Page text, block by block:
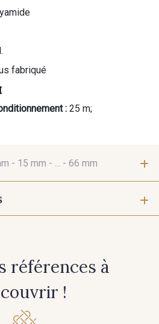
fabriqué
: 25 m;
- 15 mm - ... - 66 mm
références à
!